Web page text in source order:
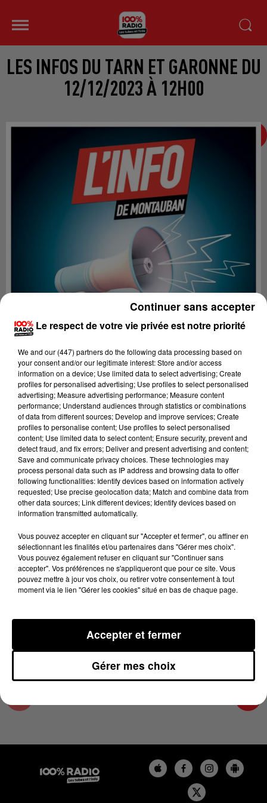
LES INFOS DU TARN ET GARONNE DU
12/12/2023 À 12H00
Lecture (3 min 21 sec)
100%
100% Radio les infos du Tarn et Garonne
12 décembre 2023 - 3 min 21 sec
LES INFOS DU TARN ET GARONNE DU
12/12/2023 À 12H00
Podcasts infos du Tarn et Garonne
Le respect de votre vie privée est notre priorité
We and our (447) partnersdo the following data processing based on
your consent and/or our legitimate interest: Store and/or access
information on a device; Use limited data to select advertising; Create
profiles for personalised advertising; Use profiles to select personalised
advertising; Measure advertising performance; Measure content
performance; Understand audiences through statistics or combinations
of data from different sources; Develop and improve services; Create
profiles to personalise content; Use profiles to select personalised
content; Use limited data to select content; Ensure security, prevent and
detect fraud, and fix errors; Deliver and present advertising and content;
Save and communicate privacy choices. These technologies may
process personal data such as IP address and browsing data to offer
following functionalities: Identify devices based on information actively
requested; Use precise geolocation data; Match and combine data from
other data sources; Link different devices; Identify devices based on
information transmitted automatically.
Vous pouvez accepter en cliquant sur "Accepter et fermer", ou affiner en
sélectionnant les finalités et/ou partenaires dans "Gérer mes choix".
Vous pouvez également refuser en cliquant sur "Continuer sans
accepter". Vos préférences ne s'appliqueront que pour ce site. Vous
pouvez mettre à jour vos choix, ou retirer votre consentement à tout
moment via le lien "Gérer les cookies" situé en bas de chaque page.
Gérer mes choix
Accepter et fermer
Continuer sans accepter